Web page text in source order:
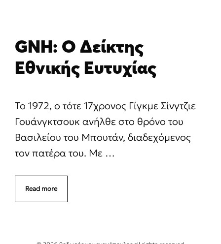
GNH: Ο Δείκτης
Εθνικής Ευτυχίας
Το 1972, ο τότε 17χρονος Γίγκμε Σίνγτζιε
Γουάνγκτσουκ ανήλθε στο θρόνο του
Βασιλείου του Μπουτάν, διαδεχόμενος
τον πατέρα του. Με …
Read more